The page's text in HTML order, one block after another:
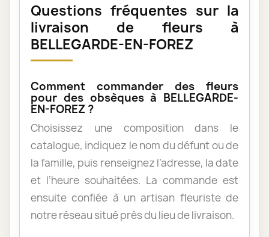
Questions fréquentes sur la
livraison de fleurs à
BELLEGARDE-EN-FOREZ
Comment commander des fleurs
pour des obsèques à BELLEGARDE-
EN-FOREZ ?
Choisissez une composition dans le
catalogue, indiquez le nom du défunt ou de
la famille, puis renseignez l’adresse, la date
et l’heure souhaitées. La commande est
ensuite confiée à un artisan fleuriste de
notre réseau situé près du lieu de livraison.